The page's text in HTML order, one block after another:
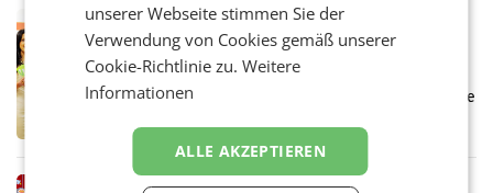
RETAIL
Eine Bühne für Zirkularität: ARA und
Müller informieren am POS über
Kreislauffähigkeit
Über den gesamten August hinweg rücken die
Handelskonzern Müller die Initiative
„Kreislauf-Helden“ in allen österreichischen
Müller-Filialen
RETAIL
unserer Webseite stimmen Sie der
Verwendung von Cookies gemäß unserer
Cookie-Richtlinie zu.Weitere
Informationen
ALLE AKZEPTIEREN